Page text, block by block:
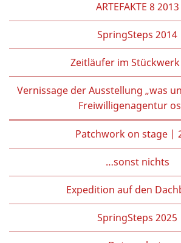
ARTEFAKTE 8 2013
SpringSteps 2014
Zeitläufer im Stückwerk
Vernissage der Ausstellung „was
Freiwilligenagentur
Patchwork on stage |
…sonst nichts
Expedition auf den
SpringSteps 2025